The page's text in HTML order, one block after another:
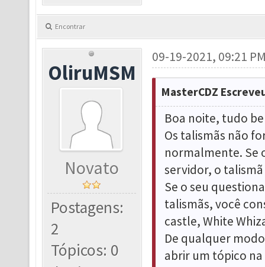
Encontrar
OliruMSM
Novato
Postagens:
2
Tópicos: 0
09-19-2021, 09:21
MasterCDZ
Boa noite, tudo
Os talismãs não
normalmente. Se
servidor, o
Se o seu
talismãs, você
castle, White
De qualquer
abrir um tópico